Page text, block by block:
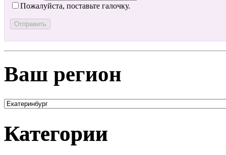
Пожалуйста, поставьте галочку.
Ваш регион
Категории